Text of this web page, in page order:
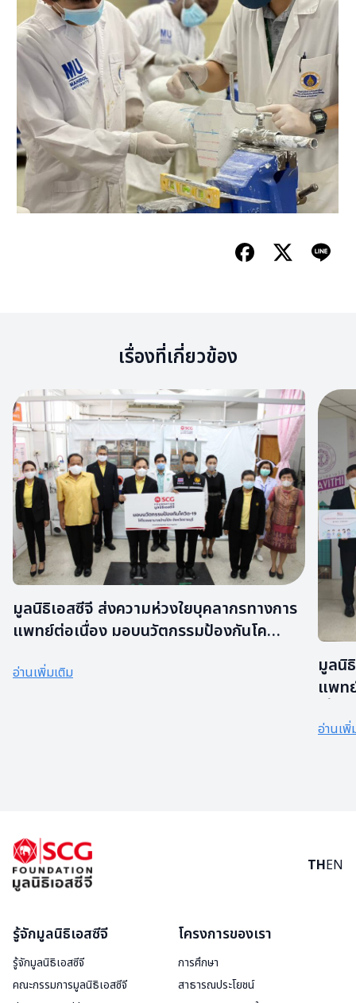
เรื่องที่เกี่ยวข้อง
มูลนิธิเอสซีจี ส่งความห่วงใยบุคลากรทางการ
แพทย์ต่อเนื่อง มอบนวัตกรรมป้องกันโค
อ่านเพิ่มเติม
มูลนิ
แพท
โรง
อ่านเพิ่
THEN
รู้จักมูลนิธิเอสซีจี
รู้จักมูลนิธิเอสซีจี
คณะกรรมการมูลนิธิเอสซีจี
โครงการของเรา
การศึกษา
สาธารณประโยชน์